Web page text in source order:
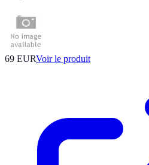
69 EURVoir le produit